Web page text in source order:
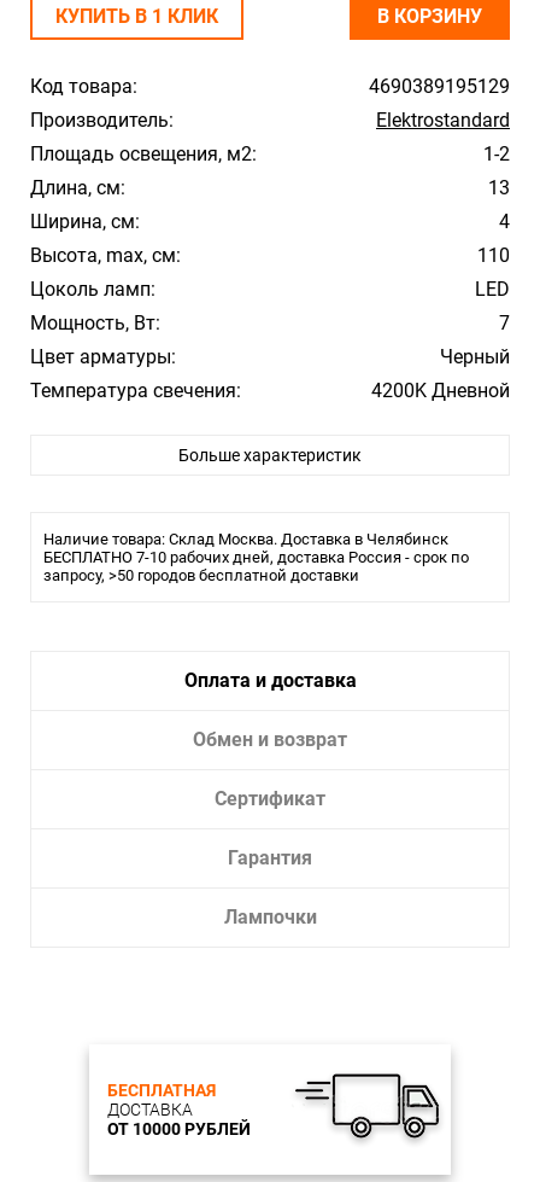
Код товара:
4690389195129
Производитель:
Elektrostandard
Площадь освещения, м2:
1-2
Длина, см:
13
Ширина, см:
4
Высота, max, см:
110
Цоколь ламп:
LED
Мощность, Вт:
7
Цвет арматуры:
Черный
Температура свечения:
4200K Дневной
Большой зал, Гостиная, Кухня, Спальня
Тип
светильника:
Трековая/шинная/струнная
Больше характеристик
Наличие товара: Склад Москва. Доставка в Челябинск
БЕСПЛАТНО 7-10 рабочих дней, доставка Россия - срок по
запросу, >50 городов бесплатной доставки
КУПИТЬ В 1 КЛИК В КОРЗИНУ
Оплата и доставка
Обмен и возврат
Сертификат
Гарантия
Лампочки
БЕСПЛАТНАЯ
ДОСТАВКА
ОТ 10000 РУБЛЕЙ